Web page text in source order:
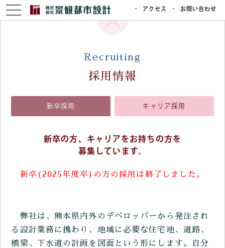
アクセス お問い合わせ
Recruiting
採用情報
新卒採用 キャリア採用
新卒の方、キャリアをお持ちの方を
募集しています。
新卒(2025年度卒)の方の採用は終了しました。
弊社は、熊本県内外のデベロッパーから発注され
る設計業務に携わり、地域に必要な住宅地、道路、
橋梁、下水道の計画を図面という形にします。自分